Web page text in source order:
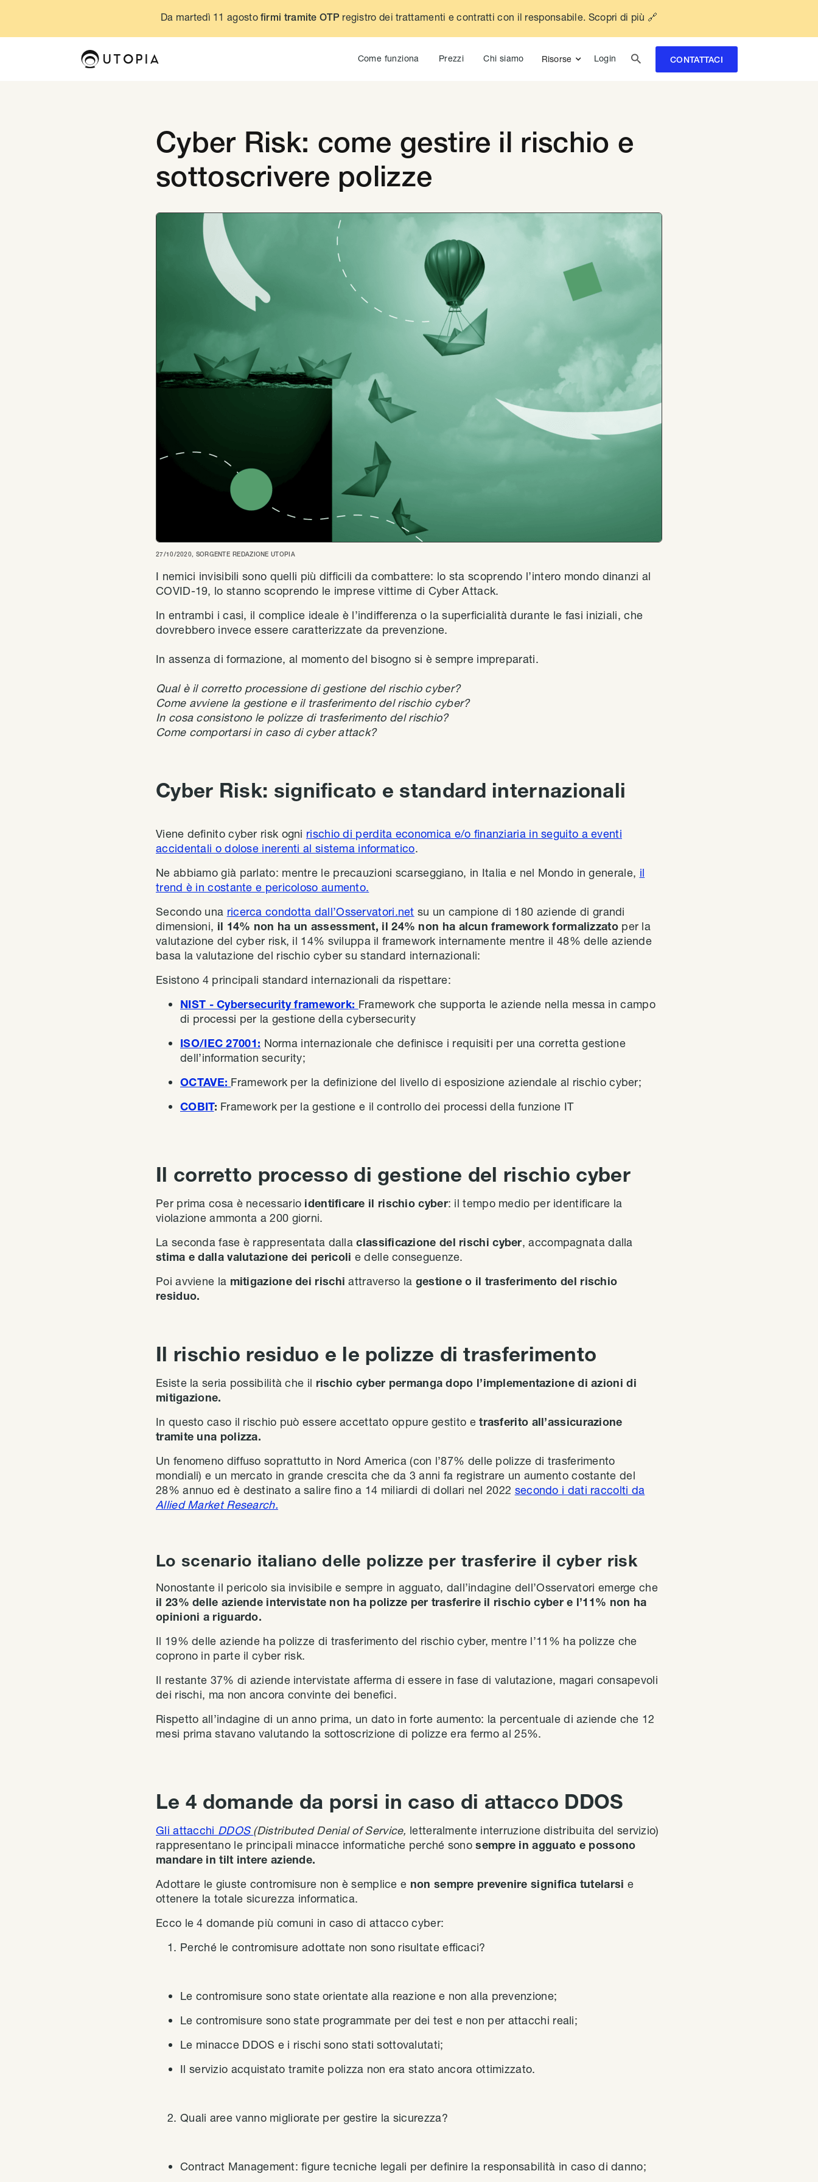
Da martedì 11 agostofirmi tramite OTP registro dei trattamenti e contratti con il responsabile. Scopri di più 🔗
Come funziona Prezzi Chi siamo Risorse Login  CONTATTACI
Cyber Risk: come gestire il rischio e
sottoscrivere polizze
27/10/2020, SORGENTE REDAZIONE UTOPIA
I nemici invisibili sono quelli più difficili da combattere: lo sta scoprendo l’intero mondo dinanzi al
COVID-19, lo stanno scoprendo le imprese vittime di Cyber Attack.
In entrambi i casi, il complice ideale è l’indifferenza o la superficialità durante le fasi iniziali, che
dovrebbero invece essere caratterizzate da prevenzione.
In assenza di formazione, al momento del bisogno si è sempre impreparati.
Qual è il corretto processione di gestione del rischio cyber?
Come avviene la gestione e il trasferimento del rischio cyber?
In cosa consistono le polizze di trasferimento del rischio?
Come comportarsi in caso di cyber attack?
Cyber Risk: significato e standard internazionali
Viene definito cyber risk ogni rischio di perdita economica e/o finanziaria in seguito a eventi
accidentali o dolose inerenti al sistema informatico.
Ne abbiamo già parlato: mentre le precauzioni scarseggiano, in Italia e nel Mondo in generale, il
trend è in costante e pericoloso aumento.
Secondo una ricerca condotta dall’Osservatori.net su un campione di 180 aziende di grandi
dimensioni, il 14% non ha un assessment, il 24% non ha alcun framework formalizzatoper la
valutazione del cyber risk, il 14% sviluppa il framework internamente mentre il 48% delle aziende
basa la valutazione del rischio cyber su standard internazionali:
Esistono 4 principali standard internazionali da rispettare:
NIST - Cybersecurity framework: Framework che supporta le aziende nella messa in campo
di processi per la gestione della cybersecurity
ISO/IEC 27001: Norma internazionale che definisce i requisiti per una corretta gestione
dell’information security;
OCTAVE: Framework per la definizione del livello di esposizione aziendale al rischio cyber;
COBIT: Framework per la gestione e il controllo dei processi della funzione IT
Il corretto processo di gestione del rischio cyber
Per prima cosa è necessario identificare il rischio cyber: il tempo medio per identificare la
violazione ammonta a 200 giorni.
La seconda fase è rappresentata dallaclassificazione del rischi cyber, accompagnata dalla
stima e dalla valutazione dei pericoli e delle conseguenze.
Poi avviene la mitigazione dei rischiattraverso la gestione o il trasferimento del rischio
residuo.
Il rischio residuo e le polizze di trasferimento
Esiste la seria possibilità che il rischio cyber permanga dopo l’implementazione di azioni di
mitigazione.
In questo caso il rischio può essere accettato oppure gestito etrasferito all’assicurazione
tramite una polizza.
Un fenomeno diffuso soprattutto in Nord America (con l’87% delle polizze di trasferimento
mondiali) e un mercato in grande crescita che da 3 anni fa registrare un aumento costante del
28% annuo ed è destinato a salire fino a 14 miliardi di dollari nel 2022 secondo i dati raccolti da
Allied Market Research.
Lo scenario italiano delle polizze per trasferire il cyber risk
Nonostante il pericolo sia invisibile e sempre in agguato, dall’indagine dell’Osservatori emerge che
il 23% delle aziende intervistate non ha polizze per trasferire il rischio cyber e l’11% non ha
opinioni a riguardo.
Il 19% delle aziende ha polizze di trasferimento del rischio cyber, mentre l’11% ha polizze che
coprono in parte il cyber risk.
Il restante 37% di aziende intervistate afferma di essere in fase di valutazione, magari consapevoli
dei rischi, ma non ancora convinte dei benefici.
Rispetto all’indagine di un anno prima, un dato in forte aumento: la percentuale di aziende che 12
mesi prima stavano valutando la sottoscrizione di polizze era fermo al 25%.
Le 4 domande da porsi in caso di attacco DDOS
Gli attacchi DDOS (Distributed Denial of Service, letteralmente interruzione distribuita del servizio)
rappresentano le principali minacce informatiche perché sonosempre in agguato e possono
mandare in tilt intere aziende.
Adottare le giuste contromisure non è semplice e non sempre prevenire significa tutelarsi e
ottenere la totale sicurezza informatica.
Ecco le 4 domande più comuni in caso di attacco cyber:
Perché le contromisure adottate non sono risultate efficaci?
Le contromisure sono state orientate alla reazione e non alla prevenzione;
Le contromisure sono state programmate per dei test e non per attacchi reali;
Le minacce DDOS e i rischi sono stati sottovalutati;
Il servizio acquistato tramite polizza non era stato ancora ottimizzato.
Quali aree vanno migliorate per gestire la sicurezza?
Contract Management: figure tecniche legali per definire la responsabilità in caso di danno;